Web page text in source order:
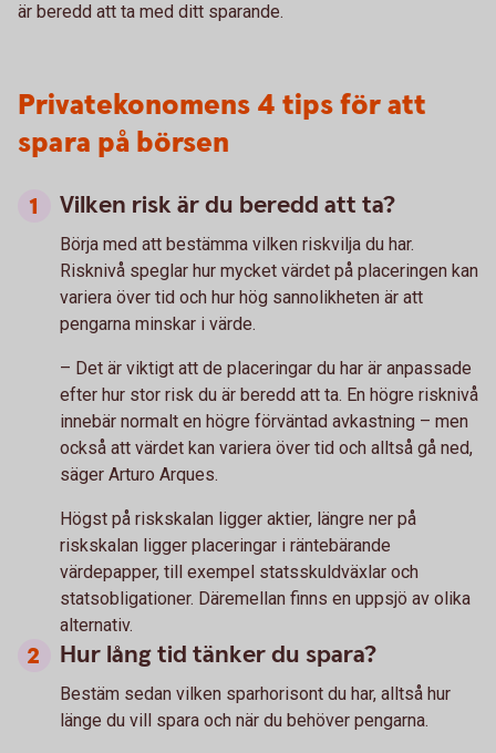
är beredd att ta med ditt sparande.
Privatekonomens 4 tips för att
spara på börsen
Vilken risk är du beredd att ta?
Börja med att bestämma vilken riskvilja du har.
Risknivå speglar hur mycket värdet på placeringen kan
variera över tid och hur hög sannolikheten är att
pengarna minskar i värde.
– Det är viktigt att de placeringar du har är anpassade
efter hur stor risk du är beredd att ta. En högre risknivå
innebär normalt en högre förväntad avkastning – men
också att värdet kan variera över tid och alltså gå ned,
säger Arturo Arques.
Högst på riskskalan ligger aktier, längre ner på
riskskalan ligger placeringar i räntebärande
värdepapper, till exempel statsskuldväxlar och
statsobligationer. Däremellan finns en uppsjö av olika
alternativ.
Hur lång tid tänker du spara?
Bestäm sedan vilken sparhorisont du har, alltså hur
länge du vill spara och när du behöver pengarna.